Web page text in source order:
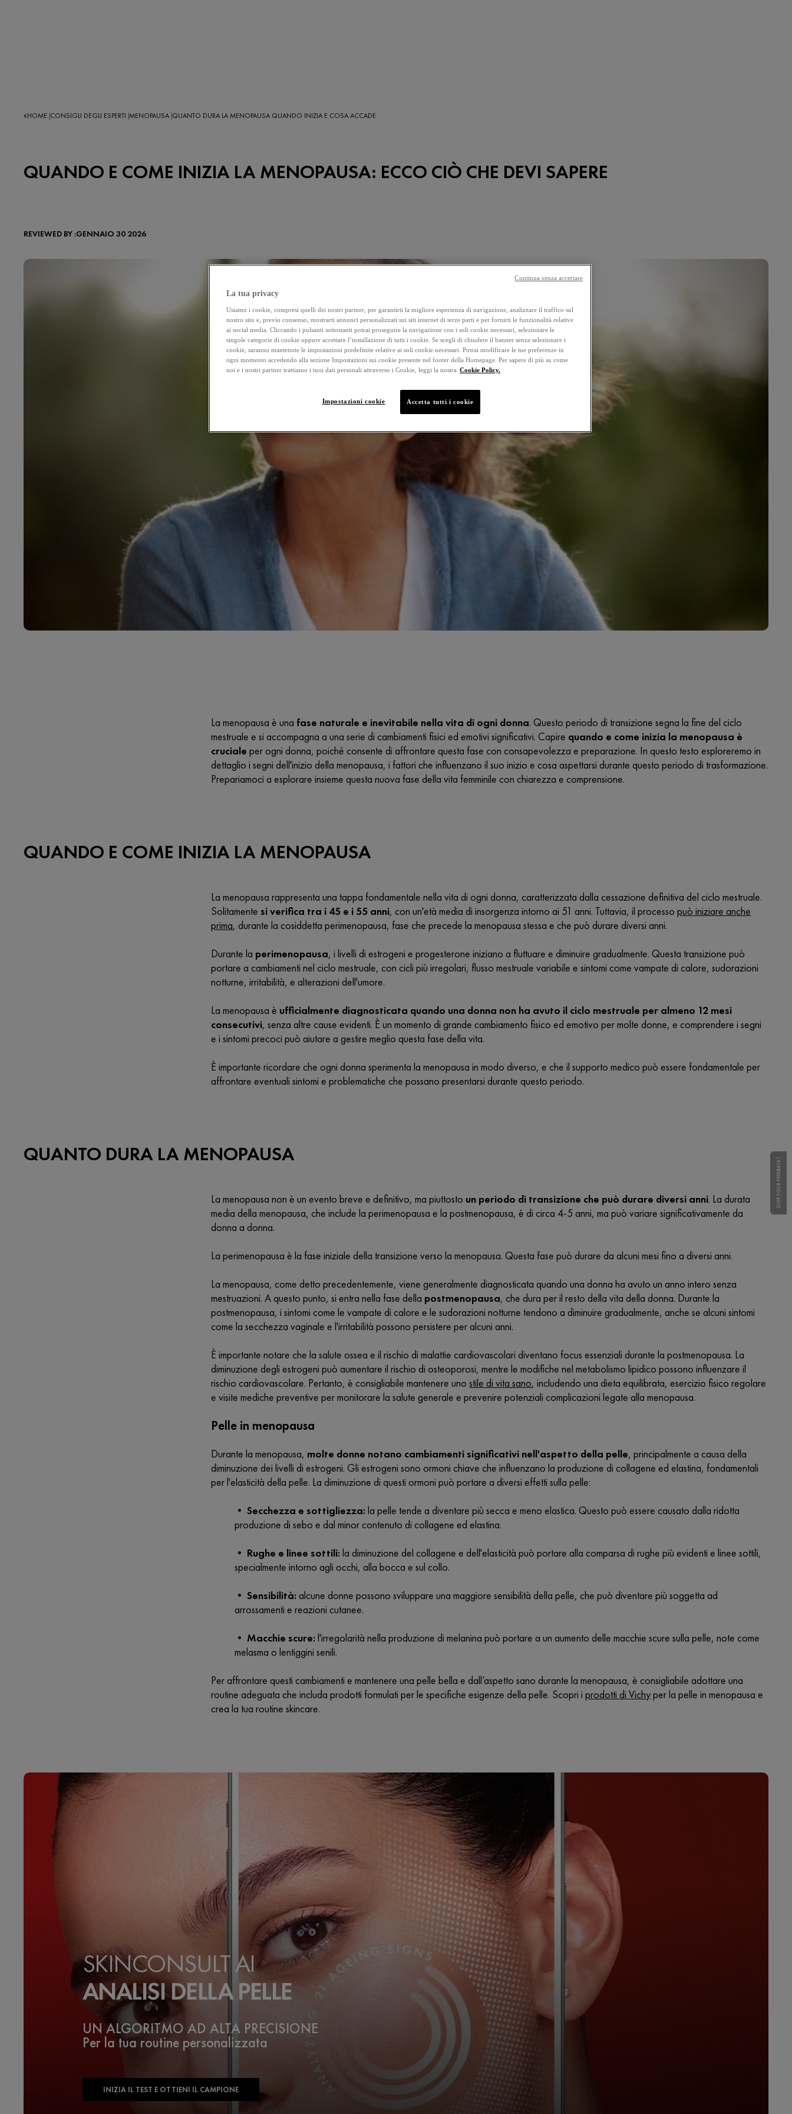
HOME CONSIGLI DEGLI ESPERTI MENOPAUSA QUANTO DURA LA MENOPAUSA QUANDO INIZIA E COSA ACCADE
QUANDO E COME INIZIA LA MENOPAUSA: ECCO CIÒ CHE DEVI SAPERE
REVIEWED BY :GENNAIO 30 2026
La menopausa è una fase naturale e inevitabile nella vita di ogni donna. Questo periodo di transizione segna la fine del ciclo
mestruale e si accompagna a una serie di cambiamenti fisici ed emotivi significativi. Capire quando e come inizia la menopausa è
cruciale per ogni donna, poiché consente di affrontare questa fase con consapevolezza e preparazione. In questo testo esploreremo in
dettaglio i segni dell'inizio della menopausa, i fattori che influenzano il suo inizio e cosa aspettarsi durante questo periodo di trasformazione.
Prepariamoci a esplorare insieme questa nuova fase della vita femminile con chiarezza e comprensione.
QUANDO E COME INIZIA LA MENOPAUSA
La menopausa rappresenta una tappa fondamentale nella vita di ogni donna, caratterizzata dalla cessazione definitiva del ciclo mestruale.
Solitamentesi verifica tra i 45 e i 55 anni, con un'età media di insorgenza intorno ai 51 anni. Tuttavia, il processopuò iniziare anche
prima, durante la cosiddetta perimenopausa, fase che precede la menopausa stessa e che può durare diversi anni.
Durante la perimenopausa, i livelli di estrogeni e progesterone iniziano a fluttuare e diminuire gradualmente. Questa transizione può
portare a cambiamenti nel ciclo mestruale, con cicli più irregolari, flusso mestruale variabile e sintomi come vampate di calore, sudorazioni
notturne, irritabilità, e alterazioni dell'umore.
La menopausa è ufficialmente diagnosticata quando una donna non ha avuto il ciclo mestruale per almeno 12 mesi
consecutivi, senza altre cause evidenti. È un momento di grande cambiamento fisico ed emotivo per molte donne, e comprendere i segni
e i sintomi precoci può aiutare a gestire meglio questa fase della vita.
È importante ricordare che ogni donna sperimenta la menopausa in modo diverso, e che il supporto medico può essere fondamentale per
affrontare eventuali sintomi e problematiche che possano presentarsi durante questo periodo.
QUANTO DURA LA MENOPAUSA
La menopausa non è un evento breve e definitivo, ma piuttosto un periodo di transizione che può durare diversi anni. La durata
media della menopausa, che include la perimenopausa e la postmenopausa, è di circa 4-5 anni, ma può variare significativamente da
donna a donna.
La perimenopausa è la fase iniziale della transizione verso la menopausa. Questa fase può durare da alcuni mesi fino a diversi anni.
La menopausa, come detto precedentemente, viene generalmente diagnosticata quando una donna ha avuto un anno intero senza
mestruazioni. A questo punto, si entra nella fase della postmenopausa, che dura per il resto della vita della donna. Durante la
postmenopausa, i sintomi come le vampate di calore e le sudorazioni notturne tendono a diminuire gradualmente, anche se alcuni sintomi
come la secchezza vaginale e l'irritabilità possono persistere per alcuni anni.
È importante notare che la salute ossea e il rischio di malattie cardiovascolari diventano focus essenziali durante la postmenopausa. La
diminuzione degli estrogeni può aumentare il rischio di osteoporosi, mentre le modifiche nel metabolismo lipidico possono influenzare il
rischio cardiovascolare. Pertanto, è consigliabile mantenere unostile di vita sano, includendo una dieta equilibrata, esercizio fisico regolare
e visite mediche preventive per monitorare la salute generale e prevenire potenziali complicazioni legate alla menopausa.
Pelle in menopausa
Durante la menopausa, molte donne notano cambiamenti significativi nell'aspetto della pelle, principalmente a causa della
diminuzione dei livelli di estrogeni. Gli estrogeni sono ormoni chiave che influenzano la produzione di collagene ed elastina, fondamentali
per l'elasticità della pelle. La diminuzione di questi ormoni può portare a diversi effetti sulla pelle:
•Secchezza e sottigliezza:la pelle tende a diventare più secca e meno elastica. Questo può essere causato dalla ridotta
produzione di sebo e dal minor contenuto di collagene ed elastina.
• Rughe e linee sottili:la diminuzione del collagene e dell'elasticità può portare alla comparsa di rughe più evidenti e linee sottili,
specialmente intorno agli occhi, alla bocca e sul collo.
•Sensibilità:alcune donne possono sviluppare una maggiore sensibilità della pelle, che può diventare più soggetta ad
arrossamenti e reazioni cutanee.
• Macchie scure:l'irregolarità nella produzione di melanina può portare a un aumento delle macchie scure sulla pelle, note come
melasma o lentiggini senili.
Per affrontare questi cambiamenti e mantenere una pelle bella e dall’aspetto sano durante la menopausa, è consigliabile adottare una
routine adeguata che includa prodotti formulati per le specifiche esigenze della pelle. Scopri iprodotti di Vichyper la pelle in menopausa e
crea la tua routine skincare.
SKINCONSULT AI
ANALISI DELLA PELLE
UN ALGORITMO AD ALTA PRECISIONE
Per la tua routine personalizzata
INIZIA IL TEST E OTTIENI IL CAMPIONE
GIVE YOUR FEEDBACK !
La tua privacy
Usiamo i cookie, compresi quelli dei nostri partner, per garantirti la migliore esperienza di navigazione, analizzare il traffico sul
nostro sito e, previo consenso, mostrarti annunci personalizzati sui siti internet di terze parti e per fornirti le funzionalità relative
ai social media. Cliccando i pulsanti sottostanti potrai proseguire la navigazione con i soli cookie necessari, selezionare le
singole categorie di cookie oppure accettare l’installazione di tutti i cookie. Se scegli di chiudere il banner senza selezionare i
cookie, saranno mantenute le impostazioni predefinite relative ai soli cookie necessari. Potrai modificare le tue preferenze in
ogni momento accedendo alla sezione Impostazioni sui cookie presente nel footer della Homepage. Per sapere di più su come
noi e i nostri partner trattiamo i tuoi dati personali attraverso i Cookie, leggi la nostra Cookie Policy.
Impostazioni cookie Accetta tutti i cookie
Continua senza accettare